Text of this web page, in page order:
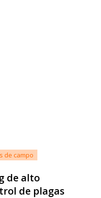
de campo
de alto
de plagas